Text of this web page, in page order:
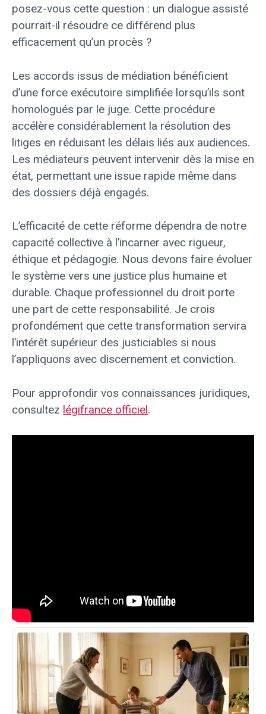
posez-vous cette question : un dialogue assisté
pourrait-il résoudre ce différend plus
efficacement qu’un procès ?
Les accords issus de médiation bénéficient
d’une force exécutoire simplifiée lorsqu’ils sont
homologués par le juge. Cette procédure
accélère considérablement la résolution des
litiges en réduisant les délais liés aux audiences.
Les médiateurs peuvent intervenir dès la mise en
état, permettant une issue rapide même dans
des dossiers déjà engagés.
L’efficacité de cette réforme dépendra de notre
capacité collective à l’incarner avec rigueur,
éthique et pédagogie. Nous devons faire évoluer
le système vers une justice plus humaine et
durable. Chaque professionnel du droit porte
une part de cette responsabilité. Je crois
profondément que cette transformation servira
l’intérêt supérieur des justiciables si nous
l’appliquons avec discernement et conviction.
Pour approfondir vos connaissances juridiques,
consultez légifrance officiel.